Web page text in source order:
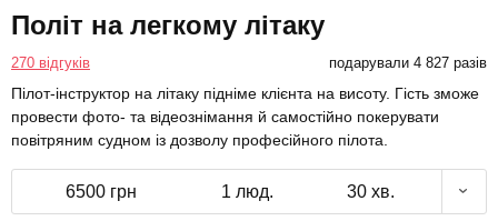
Політ на легкому літаку
270 відгуків подарували 4 827 разів
Пілот-інструктор на літаку підніме клієнта на висоту. Гість зможе
провести фото- та відеознімання й самостійно покерувати
повітряним судном із дозволу професійного пілота.
6500 грн 1 люд. 30 хв.